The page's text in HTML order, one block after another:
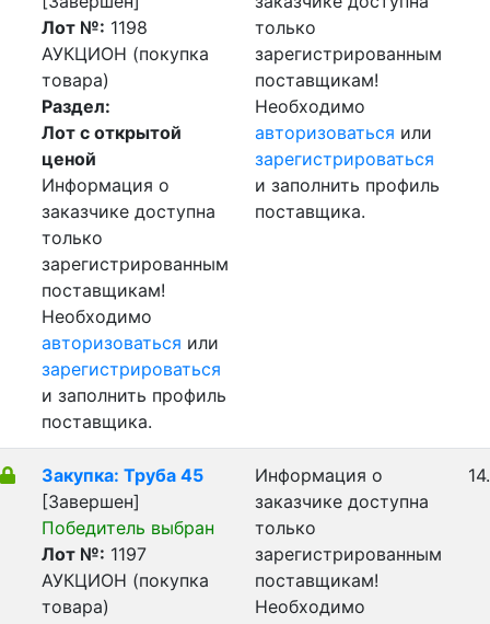
Лот №: 1198
АУКЦИОН (покупка
товара)
Раздел:
Лот с открытой
ценой
Информация о
заказчике доступна
только
зарегистрированным
поставщикам!
Необходимо
авторизоваться или
зарегистрироваться
и заполнить профиль
поставщика.
только
зарегистрированным
поставщикам!
Необходимо
авторизоваться или
зарегистрироваться
и заполнить профиль
поставщика.
Закупка: Труба 45
[Завершен]
Победитель выбран
Лот №: 1197
АУКЦИОН (покупка
товара)
Информация о
заказчике доступна
только
зарегистрированным
поставщикам!
Необходимо